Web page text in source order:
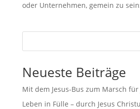
oder Unternehmen, gemein zu
Neueste Beiträge
Mit dem Jesus-Bus zum Marsch für
Leben in Fülle – durch Jesus